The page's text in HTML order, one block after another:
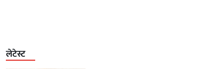
लेटेस्ट